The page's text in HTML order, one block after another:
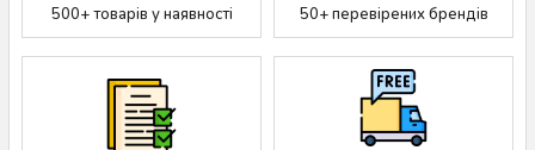
500+ товарів у наявності 50+ перевірених брендів